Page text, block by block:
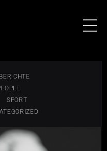
SPORT